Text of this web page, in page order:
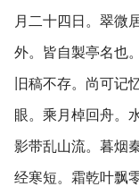
月二十四日。翠微
外。皆自製亭名也
旧稿不存。尚可记
眼。乘月棹回舟。
影带乱山流。暮烟
经寒短。霜乾叶飘